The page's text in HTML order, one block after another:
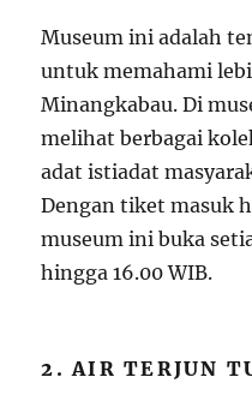
Museum ini adalah
untuk memahami
Minangkabau. Di
melihat berbagai
adat istiadat
Dengan tiket masuk
museum ini buka
hingga 16.00 WIB.
2. AIR TERJUN